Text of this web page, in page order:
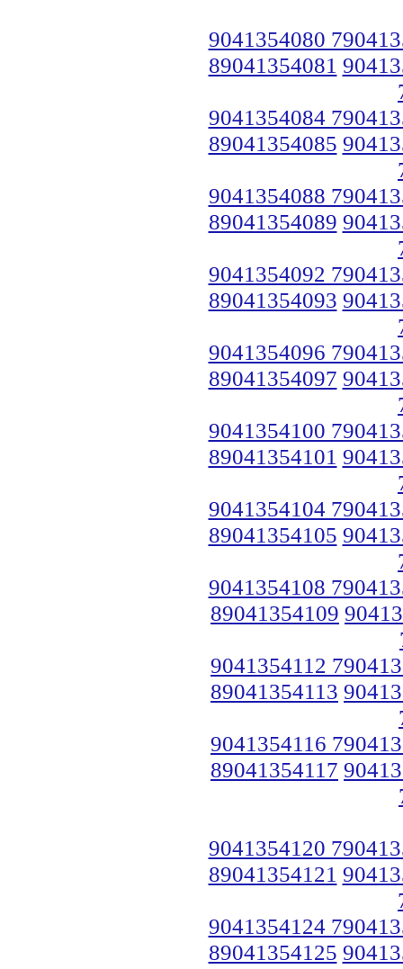
9041354080
89041354081
9041354084
89041354085
9041354088
89041354089
9041354092
89041354093
9041354096
89041354097
9041354100
89041354101
9041354104
89041354105
9041354108
89041354109
9041354112
89041354113
9041354116
89041354117
9041354120
89041354121
9041354124
89041354125